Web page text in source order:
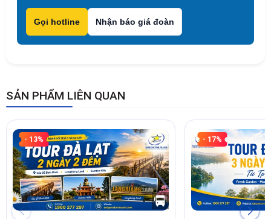
Gọi hotline Nhận báo giá đoàn
SẢN PHẨM LIÊN QUAN
- 13% - 17%